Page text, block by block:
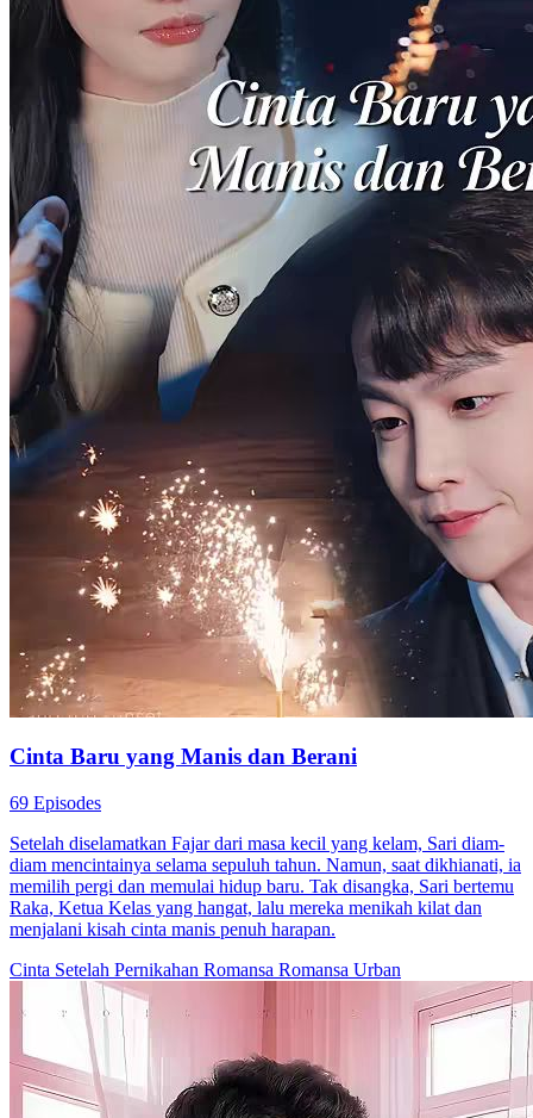
Cinta Baru yang Manis dan Berani
69 Episodes
Setelah diselamatkan Fajar dari masa kecil yang kelam, Sari diam-
diam mencintainya selama sepuluh tahun. Namun, saat dikhianati, ia
memilih pergi dan memulai hidup baru. Tak disangka, Sari bertemu
Raka, Ketua Kelas yang hangat, lalu mereka menikah kilat dan
menjalani kisah cinta manis penuh harapan.
Cinta Setelah Pernikahan Romansa Romansa Urban